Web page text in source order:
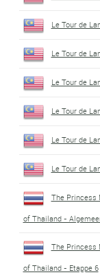
Le Tour de
Le Tour de
Le Tour de
Le Tour de
Le Tour de
Le Tour de
The Princess
of Thailand -
The Princess
of Thailand - Etappe 6